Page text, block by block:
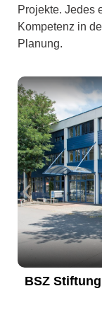
Projekte. Jedes
Kompetenz in
Planung.
BSZ